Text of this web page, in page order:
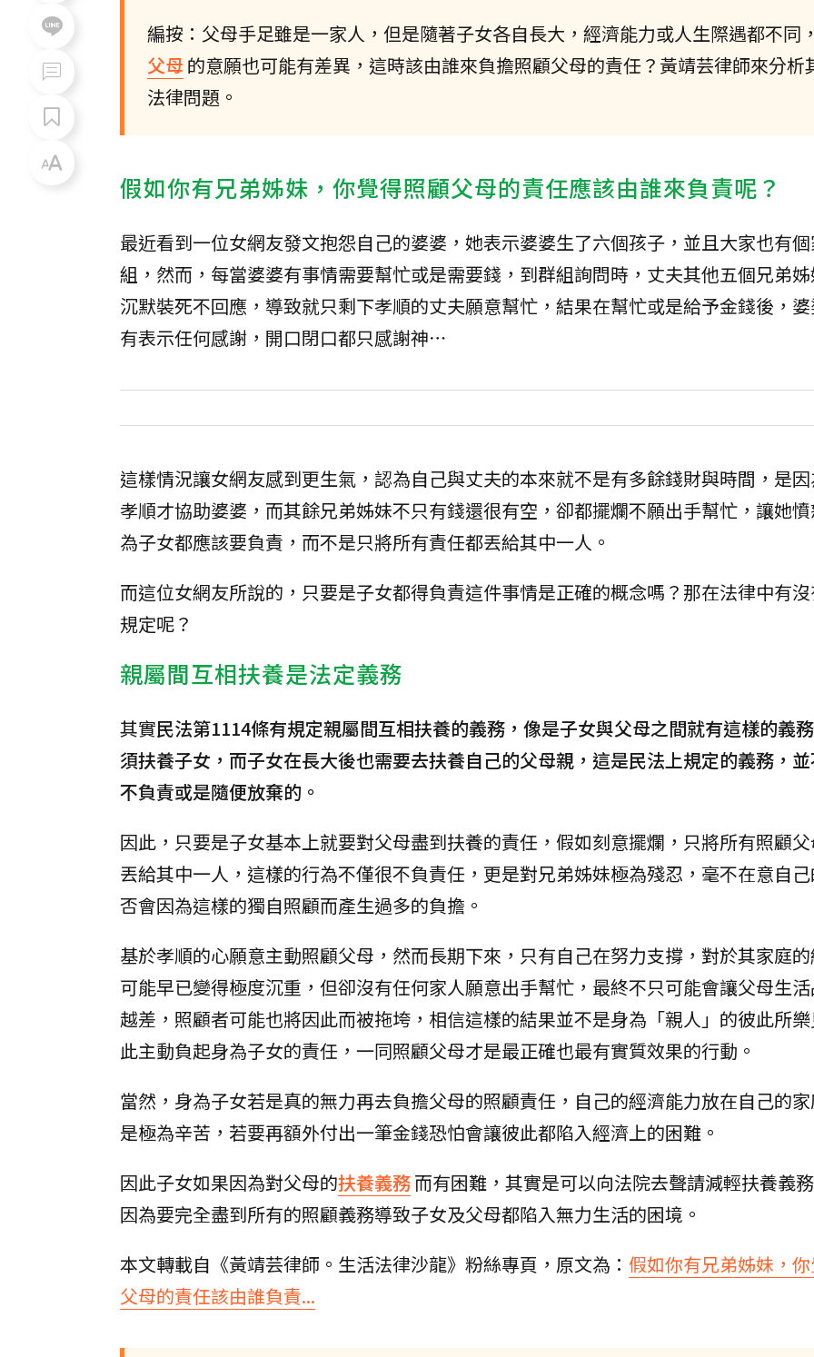
編按：父母手足雖是一家人，但是隨著子女各自長大，經濟能力或人生際遇都不同
父母 的意願也可能有差異，這時該由誰來負擔照顧父母的責任？黃靖芸律師來分析
法律問題。
假如你有兄弟姊妹，你覺得照顧父母的責任應該由誰來負責呢？
最近看到一位女網友發文抱怨自己的婆婆，她表示婆婆生了六個孩子，並且大家也有
組，然而，每當婆婆有事情需要幫忙或是需要錢，到群組詢問時，丈夫其他五個兄弟
沉默裝死不回應，導致就只剩下孝順的丈夫願意幫忙，結果在幫忙或是給予金錢後，
有表示任何感謝，開口閉口都只感謝神⋯
這樣情況讓女網友感到更生氣，認為自己與丈夫的本來就不是有多餘錢財與時間，是
孝順才協助婆婆，而其餘兄弟姊妹不只有錢還很有空，卻都擺爛不願出手幫忙，讓她
為子女都應該要負責，而不是只將所有責任都丟給其中一人。
而這位女網友所說的，只要是子女都得負責這件事情是正確的概念嗎？那在法律中有
規定呢？
親屬間互相扶養是法定義務
其實民法第1114條有規定親屬間互相扶養的義務，像是子女與父母之間就有這樣的義
須扶養子女，而子女在長大後也需要去扶養自己的父母親，這是民法上規定的義務，
不負責或是隨便放棄的。
因此，只要是子女基本上就要對父母盡到扶養的責任，假如刻意擺爛，只將所有照顧
丟給其中一人，這樣的行為不僅很不負責任，更是對兄弟姊妹極為殘忍，毫不在意自
否會因為這樣的獨自照顧而產生過多的負擔。
基於孝順的心願意主動照顧父母，然而長期下來，只有自己在努力支撐，對於其家庭
可能早已變得極度沉重，但卻沒有任何家人願意出手幫忙，最終不只可能會讓父母生
越差，照顧者可能也將因此而被拖垮，相信這樣的結果並不是身為「親人」的彼此所
此主動負起身為子女的責任，一同照顧父母才是最正確也最有實質效果的行動。
當然，身為子女若是真的無力再去負擔父母的照顧責任，自己的經濟能力放在自己的
是極為辛苦，若要再額外付出一筆金錢恐怕會讓彼此都陷入經濟上的困難。
因此子女如果因為對父母的扶養義務而有困難，其實是可以向法院去聲請減輕扶養義
因為要完全盡到所有的照顧義務導致子女及父母都陷入無力生活的困境。
本文轉載自《黃靖芸律師。生活法律沙龍》粉絲專頁，原文為： 假如你有兄弟姊妹，
父母的責任該由誰負責...